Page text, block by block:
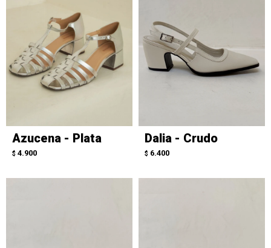
Azucena - Plata
$ 4.900
Dalia - Crudo
$ 6.400